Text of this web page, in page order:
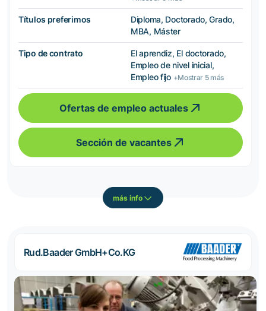
Títulos preferimos
Diploma, Doctorado, Grado,
MBA, Máster
Tipo de contrato
El aprendiz, El doctorado,
Empleo de nivel inicial,
Empleo fijo +Mostrar 5 más
Ofertas de empleo actuales
Sección de vacantes
más info
Rud.Baader GmbH+Co.KG